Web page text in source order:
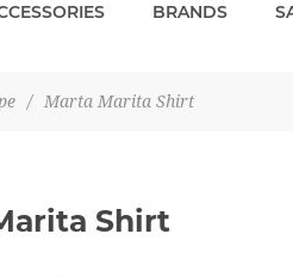
BRANDS
/ Marta Marita Shirt
Shirt